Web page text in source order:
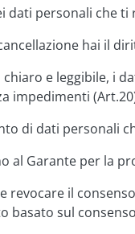
personali che
hai il
e leggibile, i
impedimenti
di dati personali
al Garante per la
il
basato sul